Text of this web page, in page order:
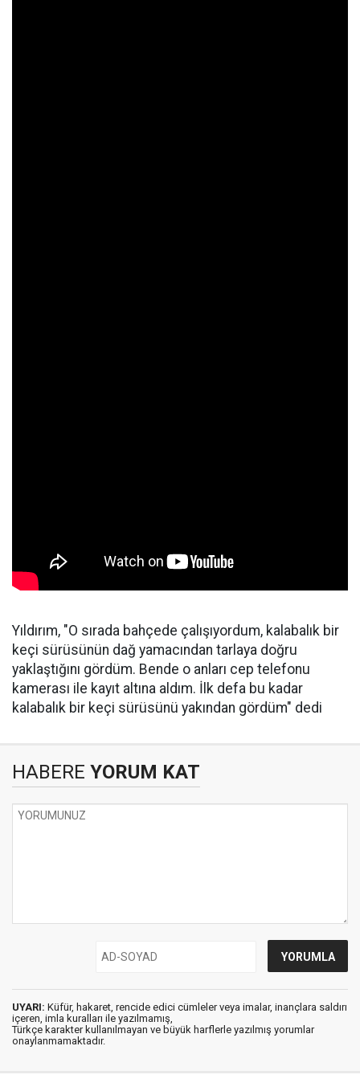
Yıldırım, "O sırada bahçede çalışıyordum, kalabalık bir
keçi sürüsünün dağ yamacından tarlaya doğru
yaklaştığını gördüm. Bende o anları cep telefonu
kamerası ile kayıt altına aldım. İlk defa bu kadar
kalabalık bir keçi sürüsünü yakından gördüm" dedi
HABERE YORUM KAT
UYARI: Küfür, hakaret, rencide edici cümleler veya imalar, inançlara saldırı
içeren, imla kuralları ile yazılmamış,
Türkçe karakter kullanılmayan ve büyük harflerle yazılmış yorumlar
onaylanmamaktadır.